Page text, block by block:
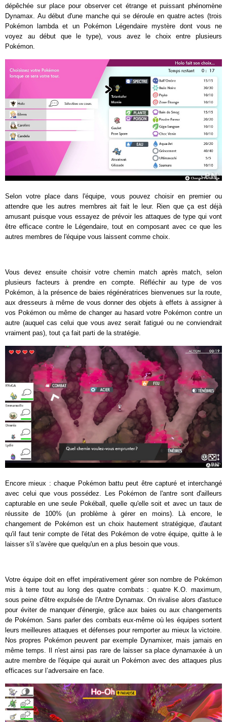
dépêchée sur place pour observer cet étrange et puissant phénomène
Dynamax. Au début d'une manche qui se déroule en quatre actes (trois
Pokémon lambda et un Pokémon Légendaire mystère dont vous ne
voyez au début que le type), vous avez le choix entre plusieurs
Pokémon.
Selon votre place dans l'équipe, vous pouvez choisir en premier ou
attendre que les autres membres ait fait le leur. Rien que ça est déjà
amusant puisque vous essayez de prévoir les attaques de type qui vont
être efficace contre le Légendaire, tout en composant avec ce que les
autres membres de l'équipe vous laissent comme choix.
Vous devez ensuite choisir votre chemin match après match, selon
plusieurs facteurs à prendre en compte. Réfléchir au type de vos
Pokémon, à la présence de baies régénératrices bienvenues sur la route,
aux dresseurs à même de vous donner des objets à effets à assigner à
vos Pokémon ou même de changer au hasard votre Pokémon contre un
autre (auquel cas celui que vous avez serait fatigué ou ne conviendrait
vraiment pas), tout ça fait parti de la stratégie.
Encore mieux : chaque Pokémon battu peut être capturé et interchangé
avec celui que vous possédez. Les Pokémon de l'antre sont d'ailleurs
capturable en une seule Pokéball, quelle qu'elle soit et avec un taux de
réussite de 100% (un problème à gérer en moins). Là encore, le
changement de Pokémon est un choix hautement stratégique, d'autant
qu'il faut tenir compte de l'état des Pokémon de votre équipe, quitte à le
laisser s'il s'avère que quelqu'un en a plus besoin que vous.
Votre équipe doit en effet impérativement gérer son nombre de Pokémon
mis à terre tout au long des quatre combats : quatre K.O. maximum,
sous peine d'être expulsée de l'Antre Dynamax. On rivalise alors d'astuce
pour éviter de manquer d'énergie, grâce aux baies ou aux changements
de Pokémon. Sans parler des combats eux-même où les équipes sortent
leurs meilleures attaques et défenses pour remporter au mieux la victoire.
Nos propres Pokémon peuvent par exemple Dynamixer, mais jamais en
même temps. Il n'est ainsi pas rare de laisser sa place dynamaxée à un
autre membre de l'équipe qui aurait un Pokémon avec des attaques plus
efficaces sur l’adversaire en face.